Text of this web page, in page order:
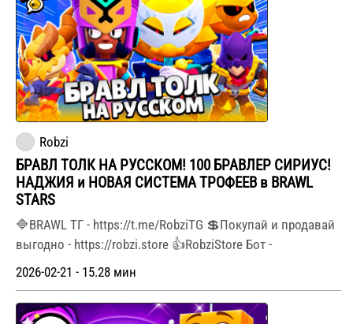
Robzi
БРАВЛ ТОЛК НА РУССКОМ! 100 БРАВЛЕР СИРИУС!
НАДЖИЯ и НОВАЯ СИСТЕМА ТРОФЕЕВ в BRAWL
STARS
🔷BRAWL ТГ - https://t.me/RobziTG 💲Покупай и продавай
выгодно - https://robzi.store 👍RobziStore Бот -
2026-02-21 - 15.28 мин